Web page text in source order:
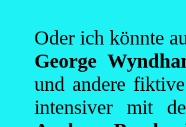
Oder ich könnte
George
und andere
intensiver mit